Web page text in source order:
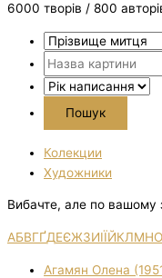
6000 творiв / 800
Колекции
Художники
Вибачте, але по вашому
АБВГҐДЕЄЖЗИІЇЙКЛМНО
Агамян Олена